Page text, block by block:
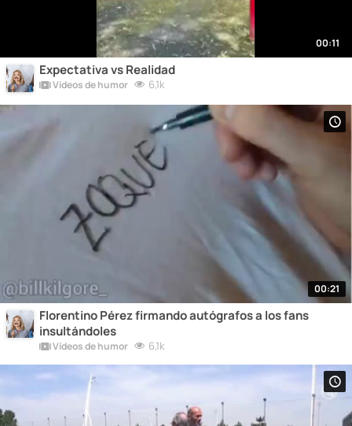
00:11
Expectativa vs Realidad
Vídeos de humor 6,1k
00:21
Florentino Pérez firmando autógrafos a los fans
insultándoles
Vídeos de humor 6,1k